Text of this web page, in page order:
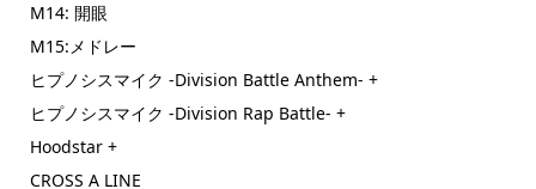
M14: 開眼
M15:メドレー
ヒプノシスマイク -Division Battle Anthem- +
ヒプノシスマイク -Division Rap Battle- +
Hoodstar +
CROSS A LINE